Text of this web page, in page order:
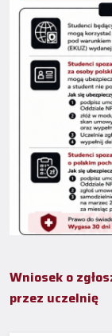
Wniosek o
przez uczelnię